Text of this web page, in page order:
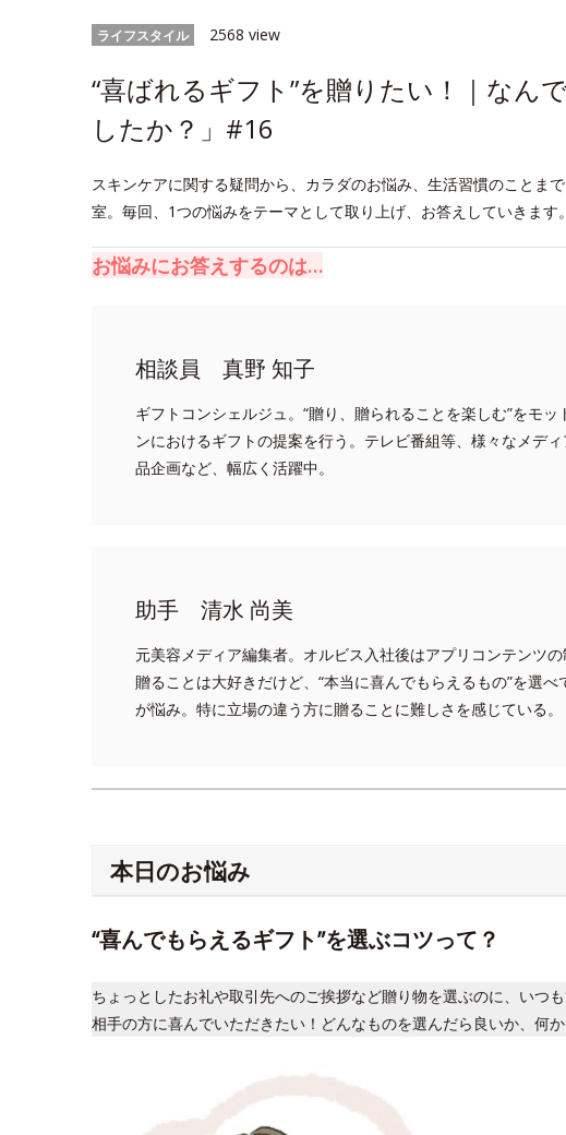
ライフスタイル 2568 view
“喜ばれるギフト”を贈りたい！｜なん
したか？」#16
スキンケアに関する疑問から、カラダのお悩み、生活習慣のことま
室。毎回、1つの悩みをテーマとして取り上げ、お答えしていきます。
お悩みにお答えするのは…
相談員 真野 知子
ギフトコンシェルジュ。“贈り、贈られることを楽しむ”をモ
ンにおけるギフトの提案を行う。テレビ番組等、様々なメデ
品企画など、幅広く活躍中。
助手 清水 尚美
元美容メディア編集者。オルビス入社後はアプリコンテンツ
贈ることは大好きだけど、“本当に喜んでもらえるもの”を選
が悩み。特に立場の違う方に贈ることに難しさを感じている。
本日のお悩み
“喜んでもらえるギフト”を選ぶコツって？
ちょっとしたお礼や取引先へのご挨拶など贈り物を選ぶのに、いつ
相手の方に喜んでいただきたい！どんなものを選んだら良いか、何か